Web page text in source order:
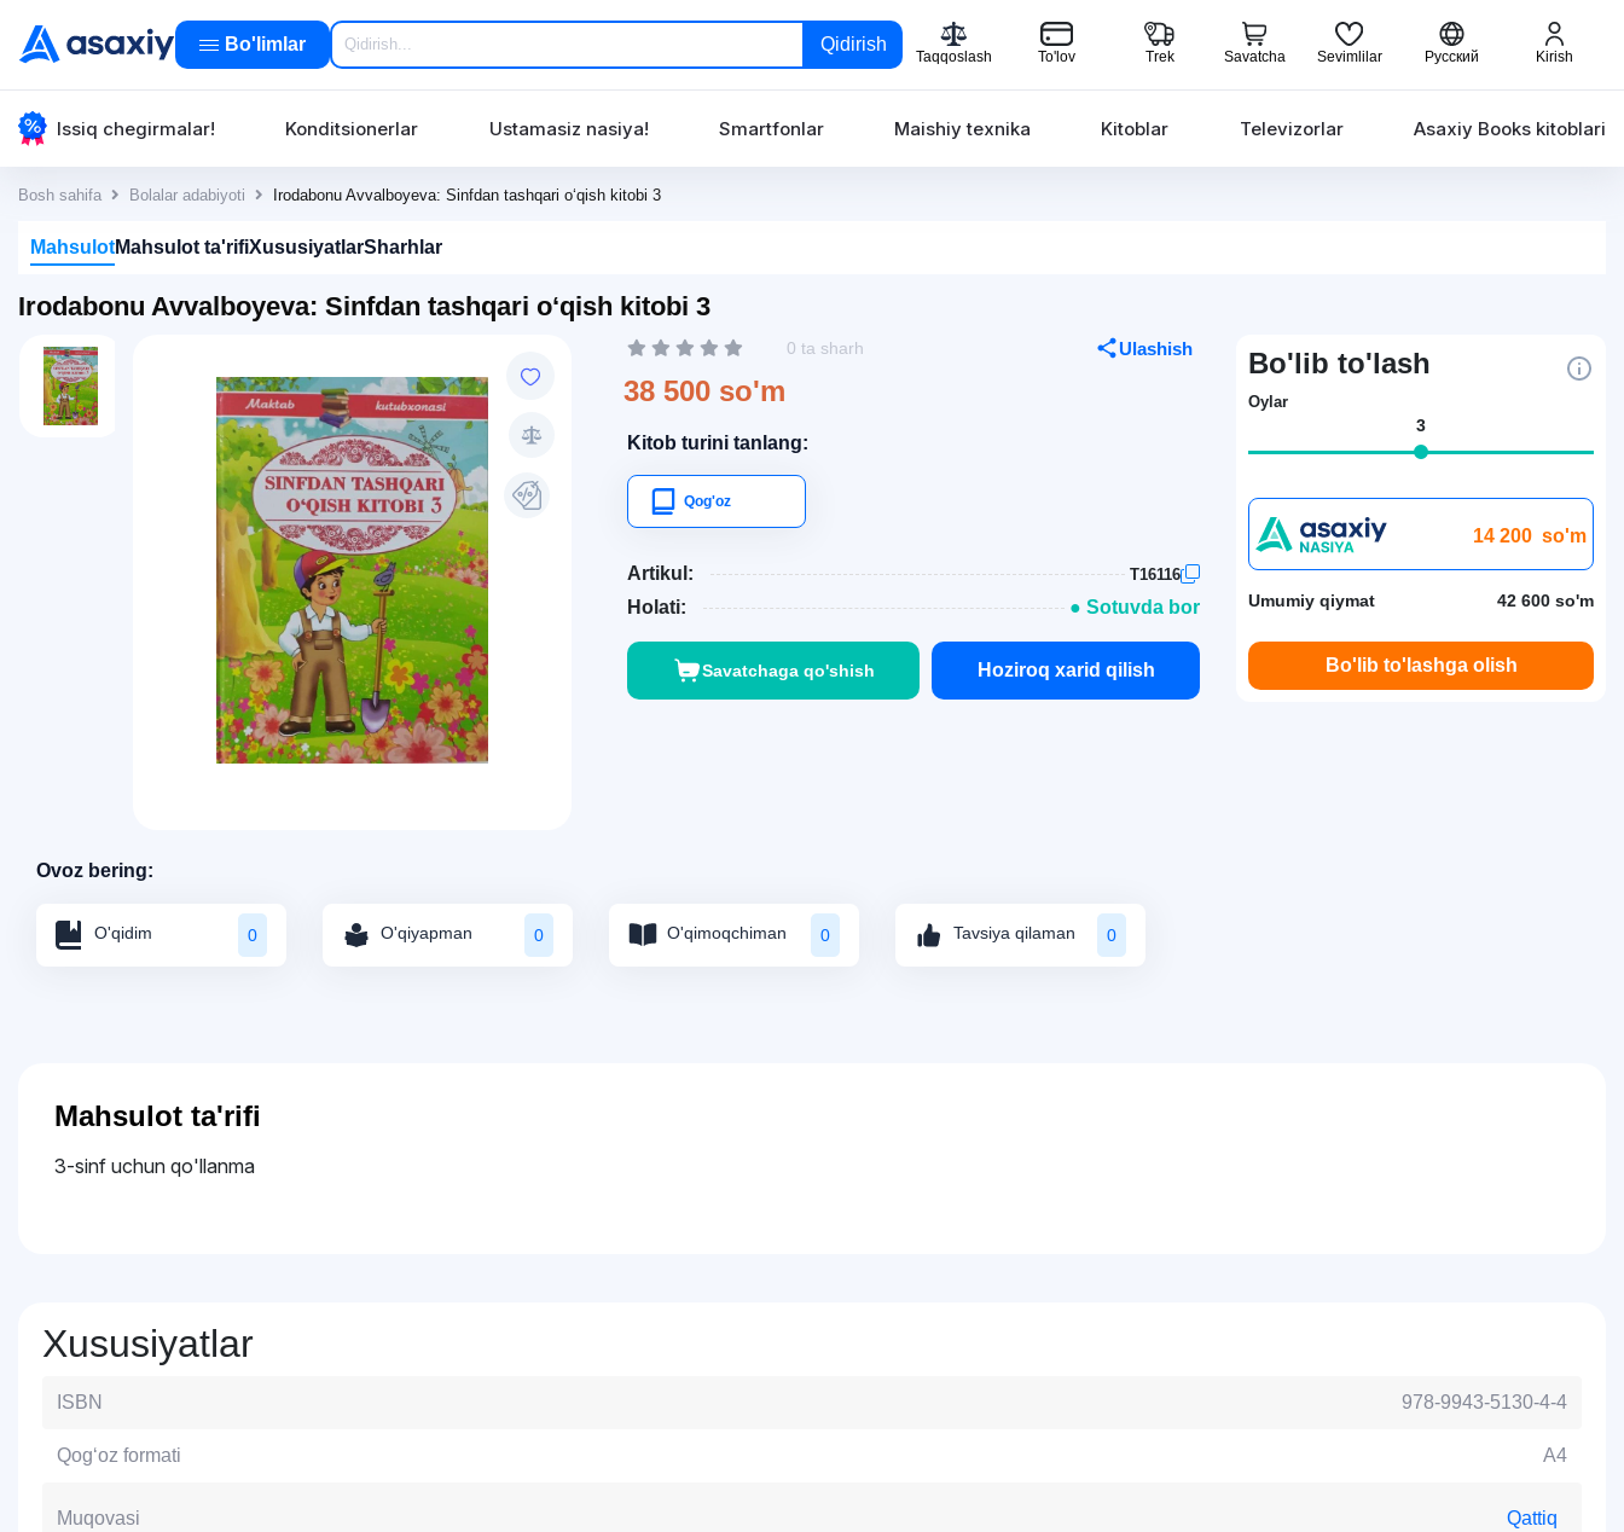
Bo'limlar Qidirish
Taqqoslash To'lov Trek Savatcha Sevimlilar Русский Kirish
Issiq chegirmalar! Konditsionerlar Ustamasiz nasiya! Smartfonlar Maishiy texnika Kitoblar Televizorlar Asaxiy Books kitoblari
Bosh sahifa Bolalar adabiyoti Irodabonu Avvalboyeva: Sinfdan tashqari o‘qish kitobi 3
MahsulotMahsulot ta'rifiXususiyatlarSharhlar
Irodabonu Avvalboyeva: Sinfdan tashqari o‘qish kitobi 3
0 ta sharh Ulashish
38 500 so'm
Kitob turini tanlang:
Qog'oz
Artikul: T16116
Holati: ● Sotuvda bor
Savatchaga qo'shish Hoziroq xarid qilish
Ovoz bering:
O'qidim 0 O'qiyapman 0 O'qimoqchiman 0 Tavsiya qilaman 0
Bo'lib to'lash
Oylar
3
14 200 so'm
Umumiy qiymat 42 600 so'm
Bo'lib to'lashga olish
Mahsulot ta'rifi
3-sinf uchun qo'llanma
Xususiyatlar
ISBN 978-9943-5130-4-4
Qog‘oz formati А4
Muqovasi Qattiq